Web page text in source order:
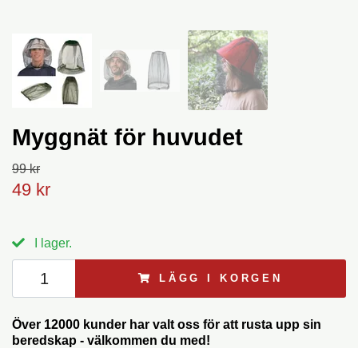
Myggnät för huvudet
99 kr
49 kr
I lager.
LÄGG I KORGEN
Över 12000 kunder har valt oss för att rusta upp sin
beredskap - välkommen du med!